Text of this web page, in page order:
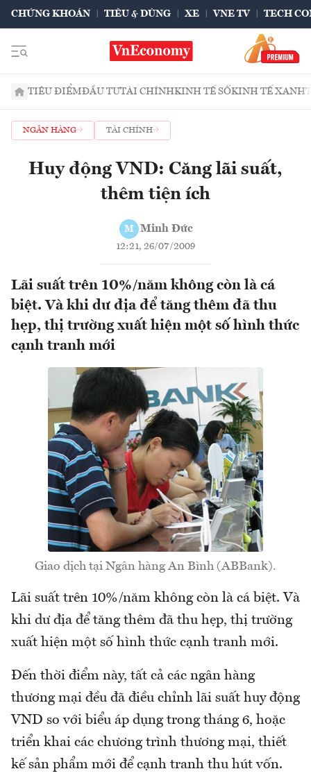
CHỨNG KHOÁN TIÊU & DÙNG XE VNE TV TECH
TIÊU ĐIỂMĐẦU TƯTÀI CHÍNHKINH TẾ SỐKINH TẾ XANH
NGÂN HÀNG TÀI CHÍNH
Huy động VND: Căng lãi suất,
thêm tiện ích
M Minh Đức
12:21, 26/07/2009
Lãi suất trên 10%/năm không còn là cá
biệt. Và khi dư địa để tăng thêm đã thu
hẹp, thị trường xuất hiện một số hình thức
cạnh tranh mới
Giao dịch tại Ngân hàng An Bình (ABBank).
Lãi suất trên 10%/năm không còn là cá biệt. Và
khi dư địa để tăng thêm đã thu hẹp, thị trường
xuất hiện một số hình thức cạnh tranh mới.
Đến thời điểm này, tất cả các ngân hàng
thương mại đều đã điều chỉnh lãi suất huy động
VND so với biểu áp dụng trong tháng 6, hoặc
triển khai các chương trình thương mại, thiết
kế sản phẩm mới để cạnh tranh thu hút vốn.